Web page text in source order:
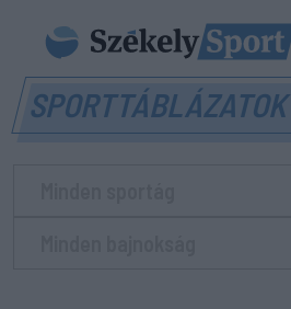
SPORTTÁBLÁZATOK